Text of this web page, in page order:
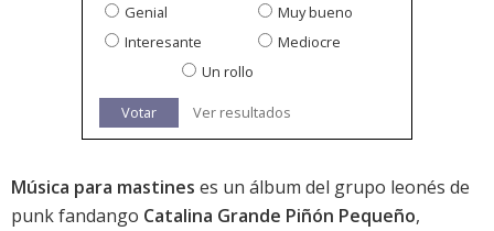
Genial
Muy bueno
Interesante
Mediocre
Un rollo
Votar Ver resultados
Música para mastines es un álbum del grupo leonés de
punk fandango Catalina Grande Piñón Pequeño,